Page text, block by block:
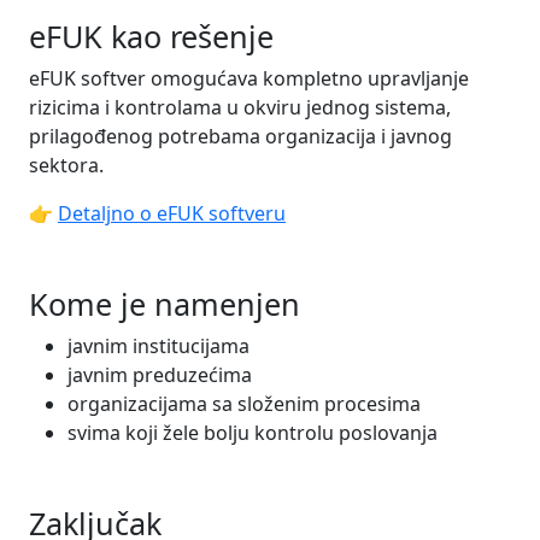
eFUK kao rešenje
eFUK softver omogućava kompletno upravljanje
rizicima i kontrolama u okviru jednog sistema,
prilagođenog potrebama organizacija i javnog
sektora.
👉 Detaljno o eFUK softveru
Kome je namenjen
javnim institucijama
javnim preduzećima
organizacijama sa složenim procesima
svima koji žele bolju kontrolu poslovanja
Zaključak